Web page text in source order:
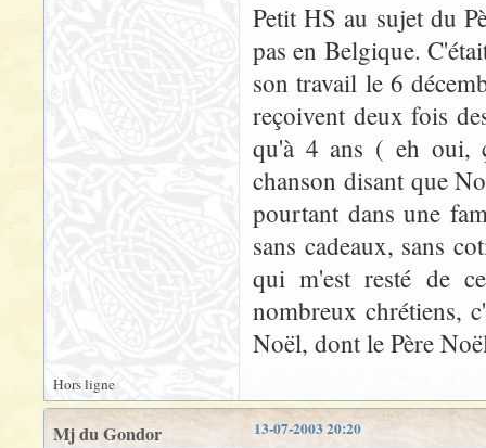
Petit HS au sujet du
pas en Belgique.
son travail le 6
reçoivent deux fois
qu'à 4 ans ( eh oui,
chanson disant que
pourtant dans une
sans cadeaux, sans
qui m'est resté de
nombreux chrétiens,
Noël, dont le Père
Hors ligne
13-07-2003 20:20
Mj du Gondor